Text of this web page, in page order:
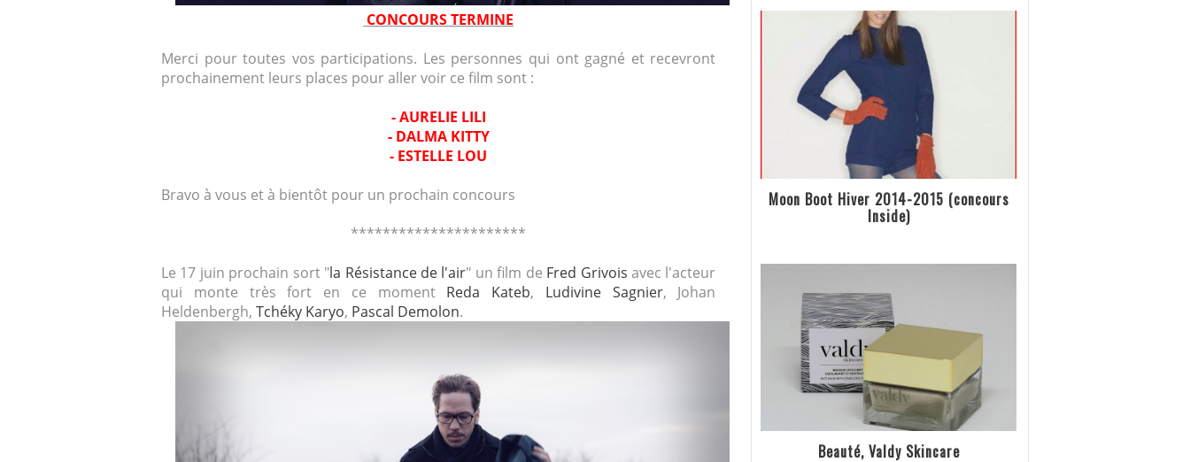
CONCOURS TERMINE
Merci pour toutes vos participations. Les personnes qui ont gagné et recevront
prochainement leurs places pour aller voir ce film sont :
- AURELIE LILI
- DALMA KITTY
- ESTELLE LOU
Bravo à vous et à bientôt pour un prochain concours
**********************
Le 17 juin prochain sort "la Résistance de l'air" un film de Fred Grivois avec l'acteur
qui monte très fort en ce moment Reda Kateb, Ludivine Sagnier, Johan
Heldenbergh, Tchéky Karyo, Pascal Demolon.
Moon Boot Hiver 2014-2015 (concours
Inside)
Beauté, Valdy Skincare